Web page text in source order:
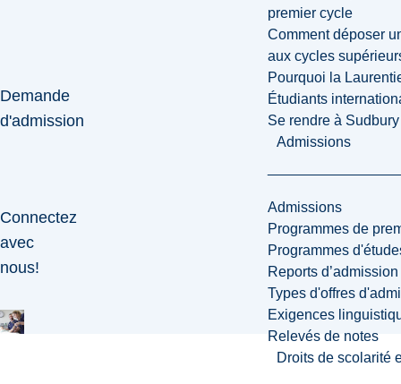
premier cycle
Comment déposer
aux cycles
Pourquoi la
Étudiants
Se rendre à Sudbury
Admissions
Admissions
Programmes de
Programmes
Reports d’admission
Types d'offres
Exigences
Relevés de notes
Droits de scolarité
Demande
d'admission
Connectez
avec
nous!